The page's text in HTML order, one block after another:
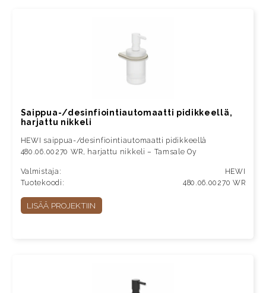
Saippua-/desinfiointiautomaatti pidikkeellä,
harjattu nikkeli
HEWI saippua-/desinfiointiautomaatti pidikkeellä
480.06.00270 WR, harjattu nikkeli – Tamsale Oy
Valmistaja:
HEWI
Tuotekoodi:
480.06.00270 WR
LISÄÄ PROJEKTIIN